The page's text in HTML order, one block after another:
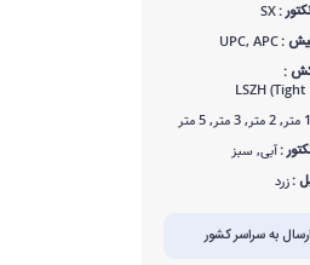
:
SX
:
UPC, APC
:
LSZH
1 متر, 2 متر, 3 متر, 5 متر
:آبی, سبز
:زرد
ارسال به سراسر کشور